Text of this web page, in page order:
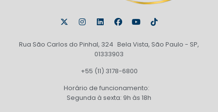
Rua São Carlos do Pinhal, 324 Bela Vista, São Paulo - SP,
01333903
+55 (11) 3178-6800
Horário de funcionamento:
Segunda à sexta: 9h às 18h